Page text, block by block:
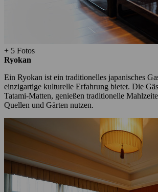
+ 5 Fotos
Ryokan
Ein Ryokan ist ein traditionelles japanisches
einzigartige kulturelle Erfahrung bietet. Die
Tatami-Matten, genießen traditionelle
Quellen und Gärten nutzen.